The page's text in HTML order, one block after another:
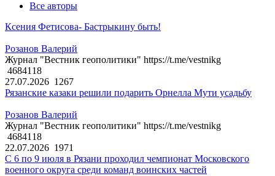
Все авторы
Ксения Фетисова- Бастрыкину быть!
Розанов Валерий
Журнал "Вестник геополитики" https://t.me/vestnikg
4684118
27.07.2026 1267
Рязанские казаки решили подарить Орнелла Мути усадьбу
Розанов Валерий
Журнал "Вестник геополитики" https://t.me/vestnikg
4684118
22.07.2026 1971
С 6 по 9 июля в Рязани проходил чемпионат Московского
военного округа среди команд воинских частей